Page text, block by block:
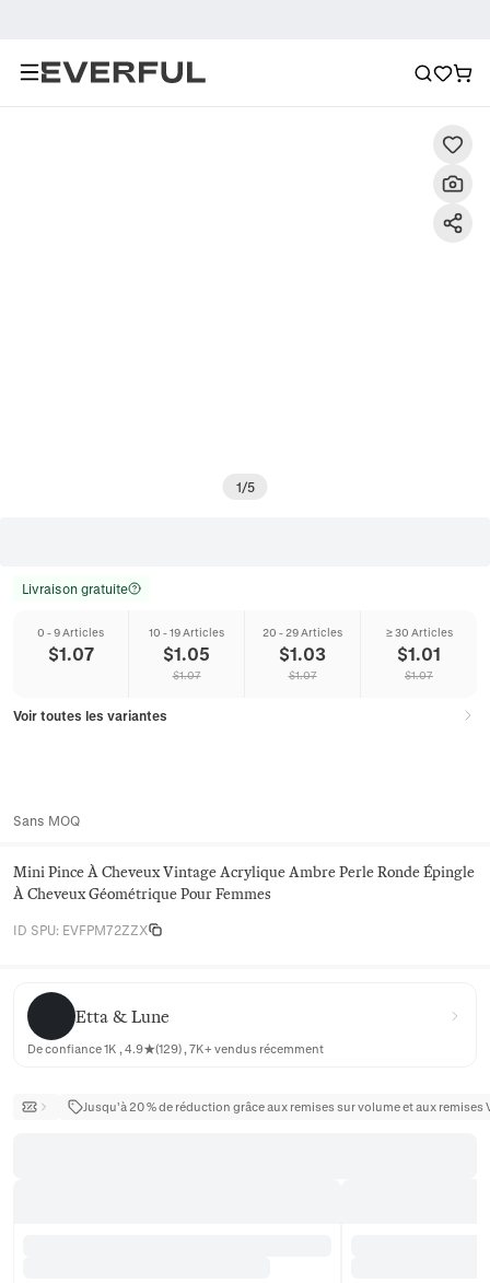
1/5
Livraison gratuite
0 - 9 Articles
$1.07
10 - 19 Articles
$1.05
$1.07
20 - 29 Articles
$1.03
$1.07
≥ 30 Articles
$1.01
$1.07
Voir toutes les variantes
Sans MOQ
Mini Pince À Cheveux Vintage Acrylique Ambre Perle Ronde Épingle
À Cheveux Géométrique Pour Femmes
ID SPU: EVFPM72ZZX
Etta & Lune
Etta & Lune
De confiance 1K , 4.9★(129) , 7K+ vendus récemment
Jusqu’à 20 % de réduction grâce aux remises sur volume et aux remises